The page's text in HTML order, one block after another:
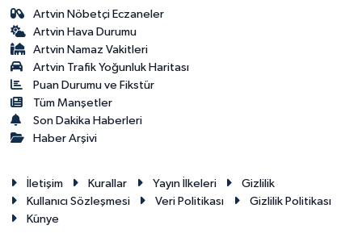
Artvin Nöbetçi Eczaneler
Artvin Hava Durumu
Artvin Namaz Vakitleri
Artvin Trafik Yoğunluk Haritası
Puan Durumu ve Fikstür
Tüm Manşetler
Son Dakika Haberleri
Haber Arşivi
İletişim Kurallar Yayın İlkeleri
Gizlilik
Kullanıcı Sözleşmesi
Veri Politikası
Gizlilik Politikası
Künye